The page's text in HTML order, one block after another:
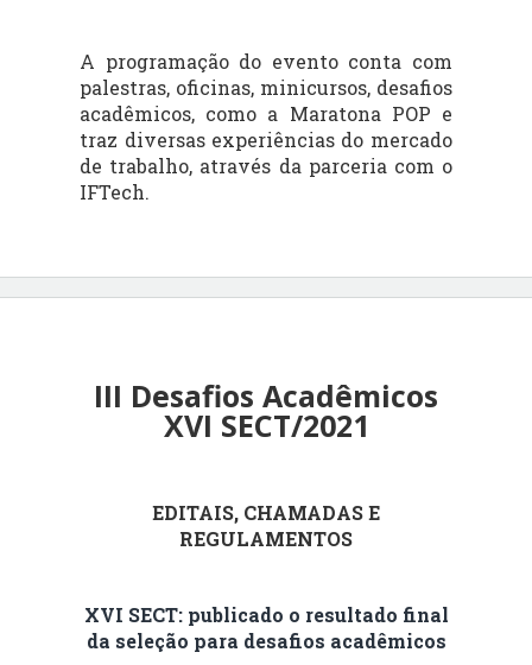
A programação do evento conta com
palestras, oficinas, minicursos, desafios
acadêmicos, como a Maratona POP e
traz diversas experiências do mercado
de trabalho, através da parceria com o
IFTech.
III Desafios Acadêmicos
XVI SECT/2021
EDITAIS, CHAMADAS E
REGULAMENTOS
XVI SECT: publicado o resultado final
da seleção para desafios acadêmicos